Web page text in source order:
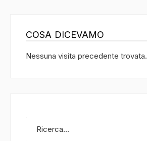
COSA DICEVAMO
Nessuna visita precedente trovata.